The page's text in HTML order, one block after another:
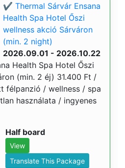
✔️ Thermal Sárvár Ensana
Health Spa Hotel Őszi
wellness akció Sárváron
(min. 2 night)
2026.09.01 - 2026.10.22
Health Spa Hotel Őszi
(min. 2 éj) 31.400 Ft /
/ wellness / spa
használata / ingyenes
Half board
View
Translate This Package